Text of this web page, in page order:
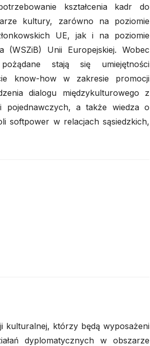
kształcenia kadr do
kultury, zarówno na poziomie
UE, jak i na poziomie
(WSZiB) Unii Europejskiej. Wobec
stają się umiejętności
know-how w zakresie promocji
dialogu międzykulturowego z
pojednawczych, a także wiedza o
softpower w relacjach sąsiedzkich,
kulturalnej, którzy będą wyposażeni
dyplomatycznych w obszarze